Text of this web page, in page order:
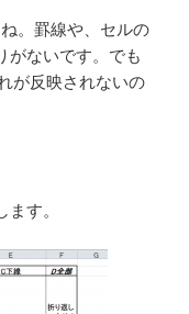
。罫線や、セルの
がないです。でも
が反映されないの
す。